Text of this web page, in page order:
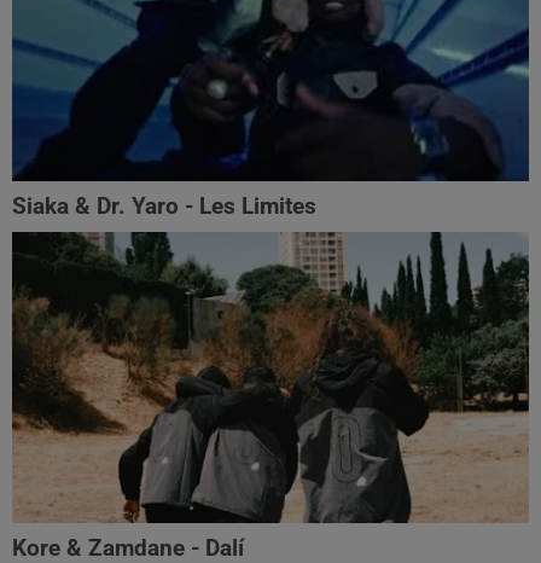
Siaka & Dr. Yaro - Les Limites
Kore & Zamdane - Dalí